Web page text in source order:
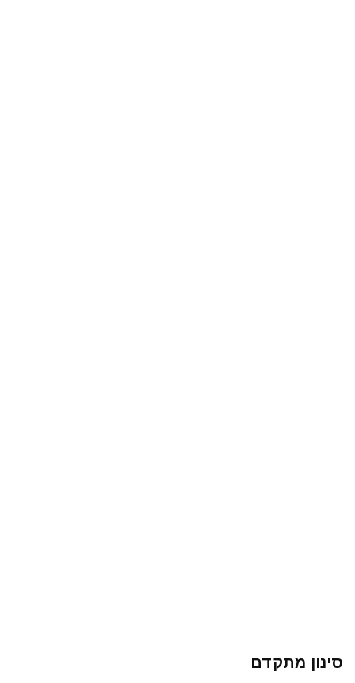
סינון מתקדם